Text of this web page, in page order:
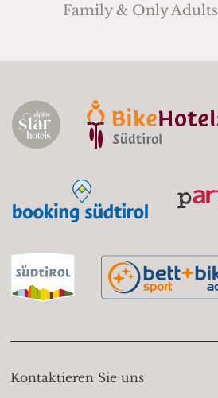
Family & Only Adults
Kontaktieren Sie uns